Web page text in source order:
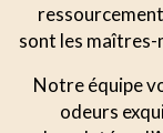
sont les maîtres-
Notre équipe
odeurs